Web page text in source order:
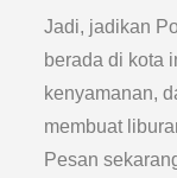
Jadi, jadikan
berada di kota
kenyamanan,
membuat
Pesan